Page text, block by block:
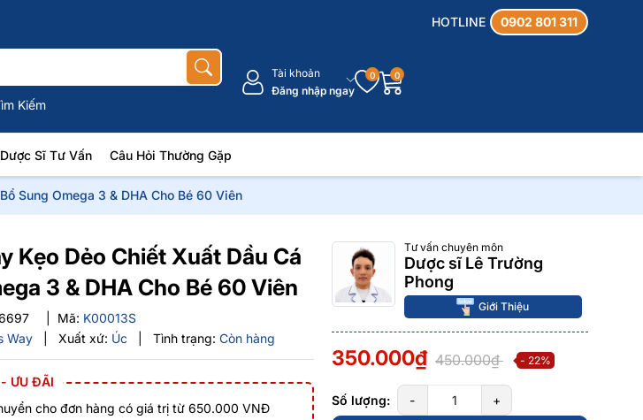
HOTLINE 0902 801 311
Kiếm
Tài khoản
Đăng nhập ngay
0 0
Dược Sĩ Tư Vấn Câu Hỏi Thường Gặp
Sung Omega 3 & DHA Cho Bé 60 Viên
Kẹo Dẻo Chiết Xuất Dầu Cá
3 & DHA Cho Bé 60 Viên
Mã: K00013S
Way Xuất xứ: Úc Tình trạng: Còn hàng
ƯU ĐÃI
cho đơn hàng có giá trị từ 650.000 VNĐ
Tư vấn chuyên môn
Dược sĩ Lê Trường
Phong
Giới Thiệu
350.000₫ 450.000₫ - 22%
Số lượng: - +